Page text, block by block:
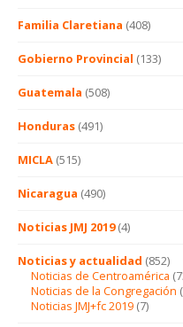
Familia Claretiana (408)
Gobierno Provincial (133)
Guatemala (508)
Honduras (491)
MICLA (515)
Nicaragua (490)
Noticias JMJ 2019(4)
Noticias y actualidad (852)
Noticias de Centroamérica
Noticias de la Congregación
Noticias JMJ+fc 2019 (7)